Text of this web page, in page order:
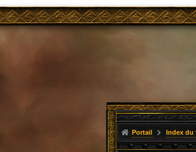
Portail Index du